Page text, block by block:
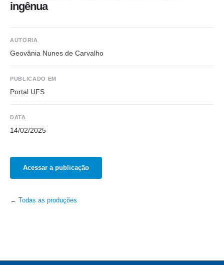
ingênua
AUTORIA
Geovânia Nunes de Carvalho
PUBLICADO EM
Portal UFS
DATA
14/02/2025
Acessar a publicação
← Todas as produções